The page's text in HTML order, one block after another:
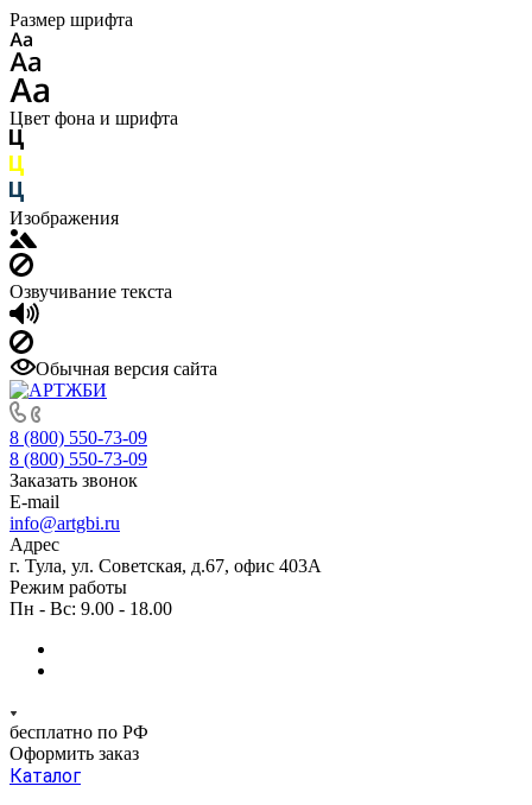
Размер шрифта
Цвет фона и шрифта
Изображения
Озвучивание текста
Обычная версия сайта
8 (800) 550-73-09
8 (800) 550-73-09
Заказать звонок
E-mail
info@artgbi.ru
Адрес
г. Тула, ул. Советская, д.67, офис 403А
Режим работы
Пн - Вс: 9.00 - 18.00
бесплатно по РФ
Оформить заказ
Каталог